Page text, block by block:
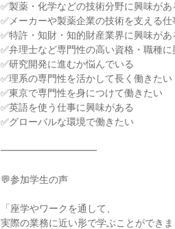
✅製薬・化学などの技術分野に興味があ
✅メーカーや製薬企業の技術を支える仕
✅特許・知財・知的財産業界に興味があ
✅弁理士など専門性の高い資格・職種に
✅研究開発に進むか悩んでいる
✅理系の専門性を活かして長く働きたい
✅東京で専門性を身につけて働きたい
✅英語を使う仕事に興味がある
✅グローバルな環境で働きたい
━━━━━━━━━━
💬参加学生の声
「座学やワークを通して、
実際の業務に近い形で学ぶことができま